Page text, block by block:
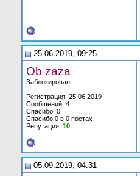
25.06.2019, 09:25
Ob zaza
Заблокирован
Регистрация: 25.06.2019
Сообщений: 4
Спасибо: 0
Спасибо 0 в 0 постах
Репутация: 10
05.09.2019, 04:31